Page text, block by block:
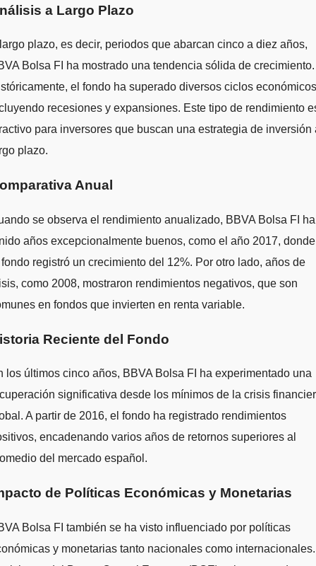
a Largo Plazo
plazo, es decir, periodos que abarcan cinco a diez años,
Bolsa FI ha mostrado una tendencia sólida de crecimiento.
el fondo ha superado diversos ciclos
recesiones y expansiones. Este tipo de rendimiento
para inversores que buscan una estrategia de inversión
plazo.
Anual
se observa el rendimiento anualizado, BBVA Bolsa FI ha
años excepcionalmente buenos, como el año 2017, donde
registró un crecimiento del 12%. Por otro lado, años de
como 2008, mostraron rendimientos negativos, que son
en fondos que invierten en renta variable.
Reciente del Fondo
los últimos cinco años, BBVA Bolsa FI ha experimentado una
significativa desde los mínimos de la crisis
A partir de 2016, el fondo ha registrado rendimientos
encadenando varios años de retornos superiores al
del mercado español.
de Políticas Económicas y Monetarias
Bolsa FI también se ha visto influenciado por políticas
y monetarias tanto nacionales como internacionales.